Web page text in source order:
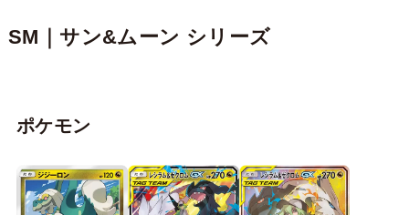
SM｜サン&ムーン シリーズ
ポケモン